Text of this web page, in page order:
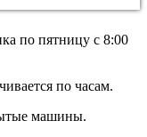
по пятницу с 8:00
по часам.
машины.